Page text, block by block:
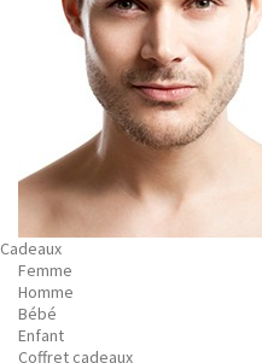
Cadeaux
Femme
Homme
Bébé
Enfant
Coffret cadeaux